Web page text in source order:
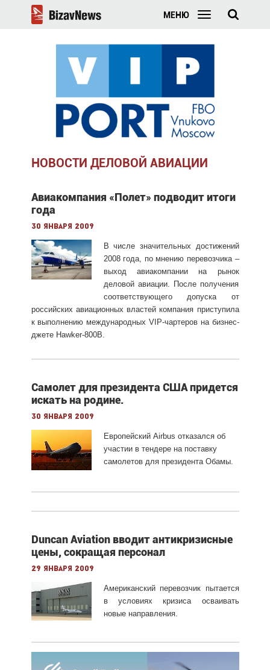
МЕНЮ
НОВОСТИ ДЕЛОВОЙ АВИАЦИИ
Авиакомпания «Полет» подводит итоги
года
30 января 2009
В числе значительных достижений
2008 года, по мнению перевозчика –
выход авиакомпании на рынок
деловой авиации. После получения
соответствующего допуска от
российских авиационных властей компания приступила
к выполнению международных VIP-чартеров на бизнес-
джете Hawker-800B.
Самолет для президента США придется
искать на родине.
30 января 2009
Европейский Airbus отказался об
участии в тендере на поставку
самолетов для президента Обамы.
Duncan Aviation вводит антикризисные
цены, сокращая персонал
29 января 2009
Американский перевозчик пытается
в условиях кризиса осваивать
новые направления.